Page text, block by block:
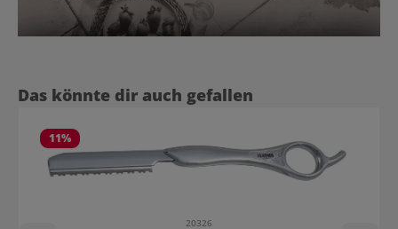
Produktgalerie überspringen
Das könnte dir auch gefallen
11%
20326